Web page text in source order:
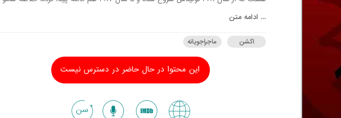
... ادامه متن
اکشن ماجراجویانه
این محتوا در حال حاضر در دسترس نیست